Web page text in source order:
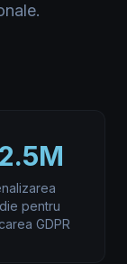
pentru
GDPR